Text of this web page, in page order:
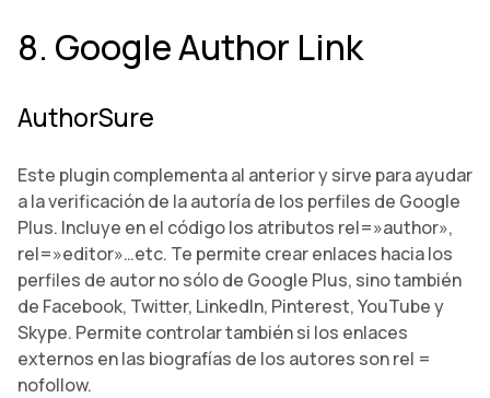
8. Google Author Link
AuthorSure
Este plugin complementa al anterior y sirve para ayudar
a la verificación de la autoría de los perfiles de Google
Plus. Incluye en el código los atributos rel=»author»,
rel=»editor»…etc. Te permite crear enlaces hacia los
perfiles de autor no sólo de Google Plus, sino también
de Facebook, Twitter, LinkedIn, Pinterest, YouTube y
Skype. Permite controlar también si los enlaces
externos en las biografías de los autores son rel =
nofollow.